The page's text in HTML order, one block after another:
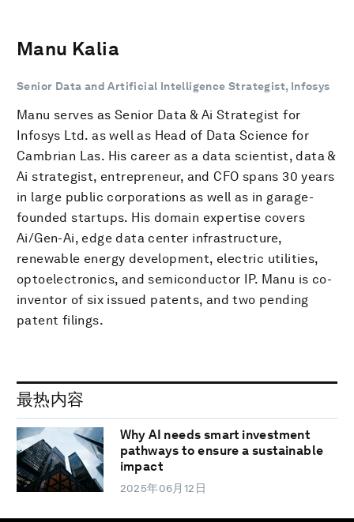
Manu Kalia
Senior Data and Artificial Intelligence Strategist, Infosys
Manu serves as Senior Data & Ai Strategist for
Infosys Ltd. as well as Head of Data Science for
Cambrian Las. His career as a data scientist, data &
Ai strategist, entrepreneur, and CFO spans 30 years
in large public corporations as well as in garage-
founded startups. His domain expertise covers
Ai/Gen-Ai, edge data center infrastructure,
renewable energy development, electric utilities,
optoelectronics, and semiconductor IP. Manu is co-
inventor of six issued patents, and two pending
patent filings.
最热内容
Why AI needs smart investment
pathways to ensure a sustainable
impact
2025年06月12日